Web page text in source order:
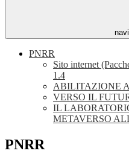
PNRR
Sito internet
1.4
ABILITAZIONE
VERSO IL
IL
METAVERSO
PNRR